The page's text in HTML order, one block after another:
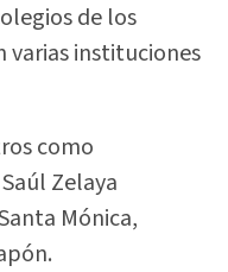
de los
varias instituciones
como
Zelaya
Mónica,